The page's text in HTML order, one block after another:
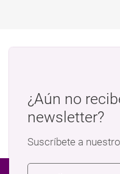
¿Aún no
newsletter?
Suscríbete a